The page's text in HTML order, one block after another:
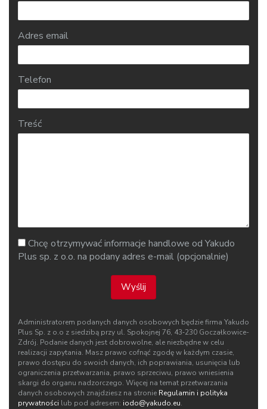
Adres email
Telefon
Treść
Chcę otrzymywać informacje handlowe od Yakudo
Plus sp. z o.o. na podany adres e-mail (opcjonalnie)
Wyślij
Administratorem podanych danych osobowych będzie firma Yakudo
Plus Sp. z o.o z siedzibą przy ul. Spokojnej 76, 43‑230 Goczałkowice-
Zdrój. Podanie danych jest dobrowolne, ale niezbędne w celu
realizacji zapytania. Masz prawo cofnąć zgodę w każdym czasie,
prawo dostępu do swoich danych, ich poprawiania, usunięcia lub
ograniczenia przetwarzania, prawo sprzeciwu, prawo wniesienia
skargi do organu nadzorczego. Więcej na temat przetwarzania
danych osobowych znajdziesz na stronie Regulamin i polityka
prywatności lub pod adresem: iodo@yakudo.eu.